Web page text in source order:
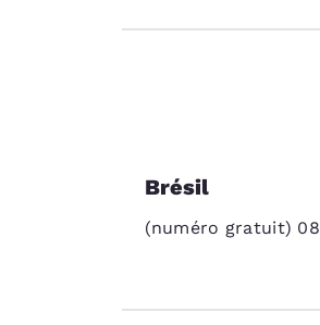
Brésil
(numéro gratuit)